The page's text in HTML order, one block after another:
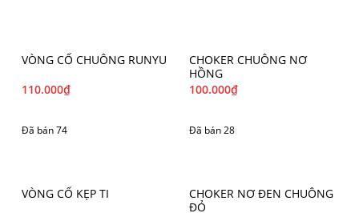
VÒNG CỔ CHUÔNG RUNYU
110.000₫
Đã bán 74
CHOKER CHUÔNG NƠ
HỒNG
100.000₫
Đã bán 28
VÒNG CỔ KẸP TI
CHOKER NƠ ĐEN CHUÔNG
ĐỎ